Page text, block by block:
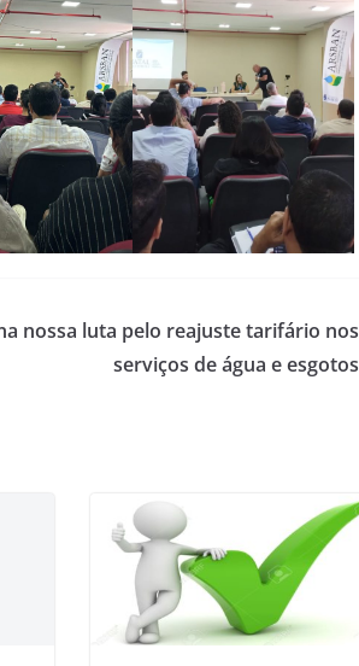
nossa luta pelo reajuste tarifário nos
serviços de água e esgotos